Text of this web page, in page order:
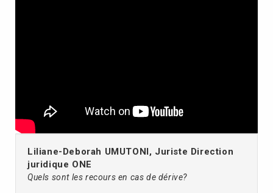
Liliane-Deborah UMUTONI, Juriste Direction
juridique ONE
Quels sont les recours en cas de dérive?